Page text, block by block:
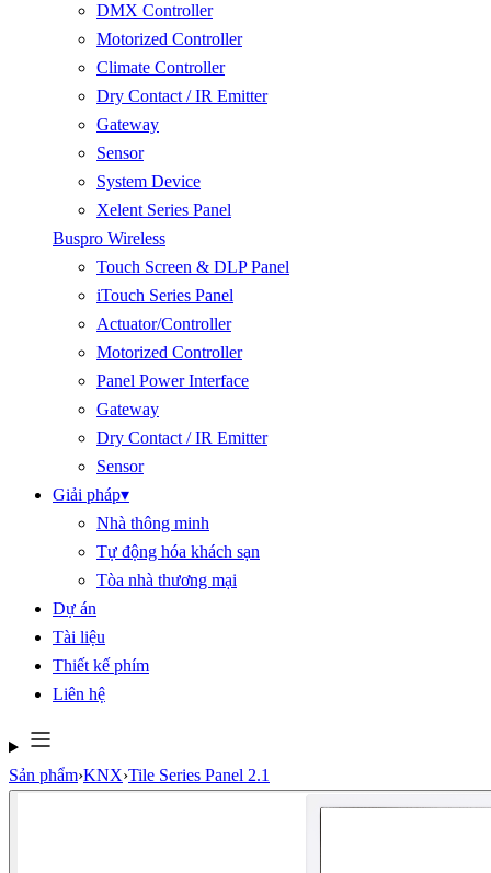
DMX Controller
Motorized Controller
Climate Controller
Dry Contact / IR Emitter
Gateway
Sensor
System Device
Xelent Series Panel
Buspro Wireless
Touch Screen & DLP Panel
iTouch Series Panel
Actuator/Controller
Motorized Controller
Panel Power Interface
Gateway
Dry Contact / IR Emitter
Sensor
Giải pháp▾
Nhà thông minh
Tự động hóa khách sạn
Tòa nhà thương mại
Dự án
Tài liệu
Thiết kế phím
Liên hệ
Sản phẩm›KNX›Tile Series Panel 2.1